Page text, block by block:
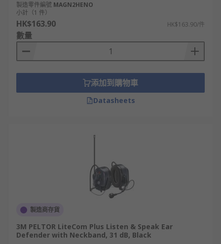
製造零件編號 MAGN2HENO
小計（1 件）
HK$163.90 HK$163.90/件
數量
添加到購物車
Datasheets
製造商存貨
3M PELTOR LiteCom Plus Listen & Speak Ear
Defender with Neckband, 31 dB, Black